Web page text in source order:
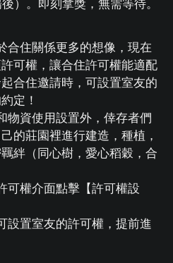
合住關係更多的想像，現在
可權，讓合住許可權能適配
合住邀請時，可設置室友的
定！
物資使用設置外，倖存者們
的莊園裡進行建造，種植，
絆（同心樹，愛心稻穀，合
可權介面點擊【許可權設
設置室友的許可權，提前進